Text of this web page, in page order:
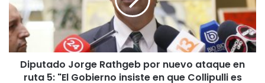
a
d
o
a
d
o
J
Diputado Jorge Rathgeb por nuevo ataque en
ruta 5: "El Gobierno insiste en que Collipulli es